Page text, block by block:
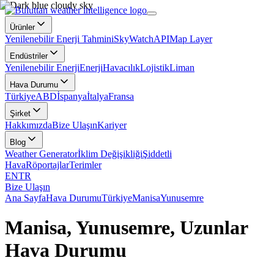
Ürünler
Yenilenebilir Enerji TahminiSkyWatchAPIMap Layer
Endüstriler
Yenilenebilir EnerjiEnerjiHavacılıkLojistikLiman
Hava Durumu
TürkiyeABDİspanyaİtalyaFransa
Şirket
HakkımızdaBize UlaşınKariyer
Blog
Weather Generatorİklim DeğişikliğiŞiddetli
HavaRöportajlarTerimler
ENTR
Bize Ulaşın
Ana SayfaHava DurumuTürkiyeManisaYunusemre
Manisa, Yunusemre, Uzunlar
Hava Durumu